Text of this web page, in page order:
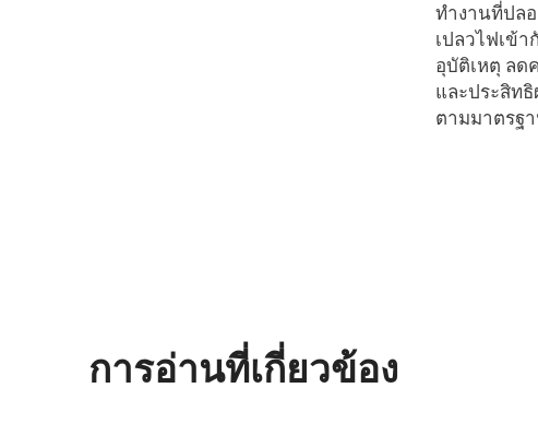
ทำงานที่ปล
เปลวไฟเข้
อุบัติเหตุ ลด
และประสิท
ตามมาตรฐ
การอ่านที่เกี่ยวข้อง